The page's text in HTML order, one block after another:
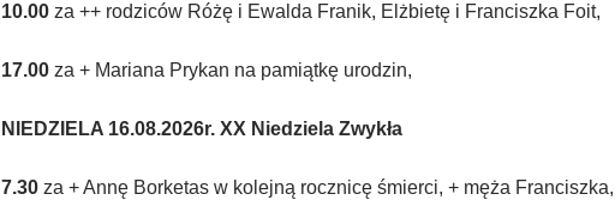
10.00 za ++ rodziców Różę i Ewalda Franik, Elżbietę i Franciszka Foit,
17.00 za + Mariana Prykan na pamiątkę urodzin,
N IEDZIELA 16.08.2026r. XX Niedziela Zwykła
7.30 za + Annę Borketas w kolejną rocznicę śmierci, + męża Franciszka,